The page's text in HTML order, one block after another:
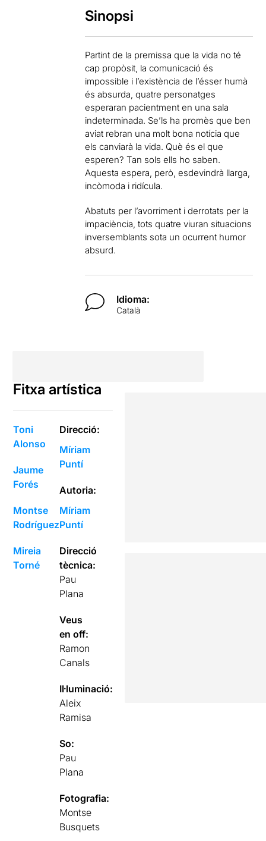
Sinopsi
Partint de la premissa que la vida no té
cap propòsit, la comunicació és
impossible i l’existència de l’ésser humà
és absurda, quatre personatges
esperaran pacientment en una sala
indeterminada. Se’ls ha promès que ben
aviat rebran una molt bona notícia que
els canviarà la vida. Què és el que
esperen? Tan sols ells ho saben.
Aquesta espera, però, esdevindrà llarga,
incòmoda i ridícula.
Abatuts per l’avorriment i derrotats per la
impaciència, tots quatre viuran situacions
inversemblants sota un ocurrent humor
absurd.
Idioma:
Català
Fitxa artística
Toni
Alonso
Jaume
Forés
Montse
Rodríguez
Mireia
Torné
Direcció:
Míriam
Puntí
Autoria:
Míriam
Puntí
Direcció
tècnica:
Pau
Plana
Veus
en off:
Ramon
Canals
Il·luminació:
Aleix
Ramisa
So:
Pau
Plana
Fotografia:
Montse
Busquets